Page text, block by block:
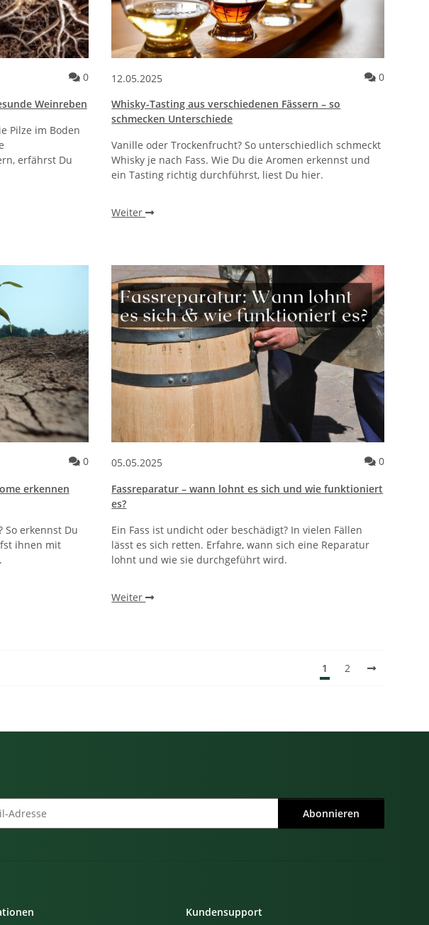
– worauf du bei Pollenallergien oder Hautempfindlichkeit achten solltest
0Kommentare zum Artikel Die Rolle von Mykorrhiza-Pilzen für gesunde
Weinreben
Pilze im Boden
erfährst Du
12.05.2025 0
Whisky-Tasting aus verschiedenen Fässern – so
schmecken Unterschiede
Vanille oder Trockenfrucht? So unterschiedlich schmeckt
Whisky je nach Fass. Wie Du die Aromen erkennst und
ein Tasting richtig durchführst, liest Du hier.
Weiter
in der Sauna – Wie findest du das perfekte Klima?
0Kommentare zum Artikel Trockenstress bei Weinreben – Symptome
erkennen
So erkennst Du
ihnen mit
05.05.2025 0
Fassreparatur – wann lohnt es sich und wie funktioniert
es?
Ein Fass ist undicht oder beschädigt? In vielen Fällen
lässt es sich retten. Erfahre, wann sich eine Reparatur
lohnt und wie sie durchgeführt wird.
Weiter
1 2
Abonnieren
Kundensupport